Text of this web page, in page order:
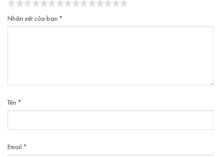
Nhận xét của bạn *
Tên *
Email *